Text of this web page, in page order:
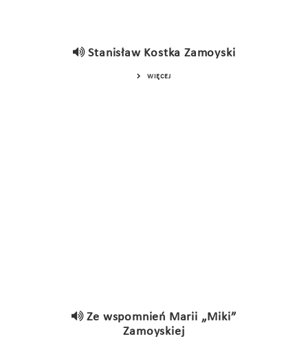
Stanisław Kostka Zamoyski
WIĘCEJ
Ze wspomnień Marii „Miki”
Zamoyskiej